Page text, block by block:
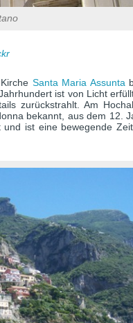
Santa Maria Assunta
ist von Licht
zurückstrahlt. Am
bekannt, aus dem 12.
ist eine bewegende